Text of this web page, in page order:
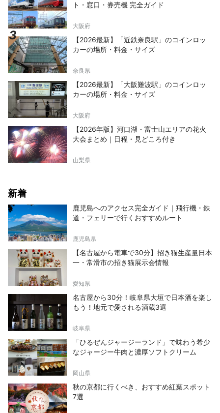
ト・窓口・券売機 完全ガイド
大阪府
【2026最新】「近鉄奈良駅」のコインロッ
カーの場所・料金・サイズ
奈良県
【2026最新】「大阪難波駅」のコインロッ
カーの場所・料金・サイズ
大阪府
【2026年版】河口湖・富士山エリアの花火
大会まとめ｜日程・見どころ付き
山梨県
新着
鹿児島へのアクセス完全ガイド｜飛行機・鉄
道・フェリーで行くおすすめルート
鹿児島県
【名古屋から電車で30分】招き猫生産量日本
一・常滑市の招き猫展示会情報
愛知県
名古屋から30分！岐阜県大垣で日本酒を楽し
もう！地元で愛される酒蔵3選
岐阜県
「ひるぜんジャージーランド」で味わう希少
なジャージー牛肉と濃厚ソフトクリーム
岡山県
秋の京都に行くべき、おすすめ紅葉スポット
7選